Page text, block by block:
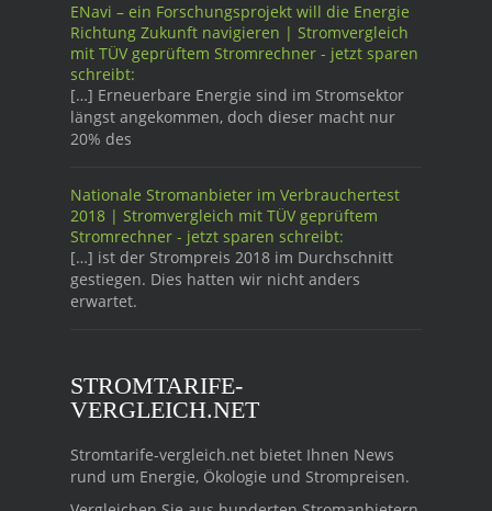
ENavi – ein Forschungsprojekt will die Energie
Richtung Zukunft navigieren | Stromvergleich
mit TÜV geprüftem Stromrechner - jetzt sparen
schreibt:
[…] Erneuerbare Energie sind im Stromsektor
längst angekommen, doch dieser macht nur
20% des
Nationale Stromanbieter im Verbrauchertest
2018 | Stromvergleich mit TÜV geprüftem
Stromrechner - jetzt sparen schreibt:
[…] ist der Strompreis 2018 im Durchschnitt
gestiegen. Dies hatten wir nicht anders
erwartet.
STROMTARIFE-
VERGLEICH.NET
Stromtarife-vergleich.net bietet Ihnen News
rund um Energie, Ökologie und Strompreisen.